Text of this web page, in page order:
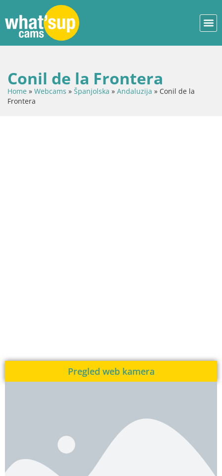
Conil de la Frontera
Home » Webcams » Španjolska » Andaluzija » Conil de la
Frontera
Pregled web kamera